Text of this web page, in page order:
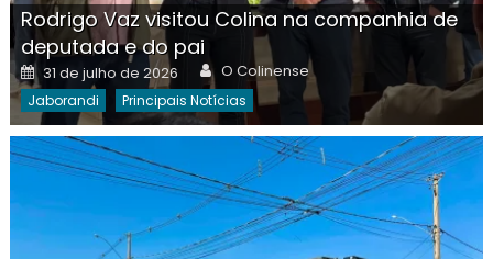
Rodrigo Vaz visitou Colina na companhia de
deputada e do pai
Posted
on
31 de julho de 2026 Author
O Colinense
Jaborandi Principais Notícias